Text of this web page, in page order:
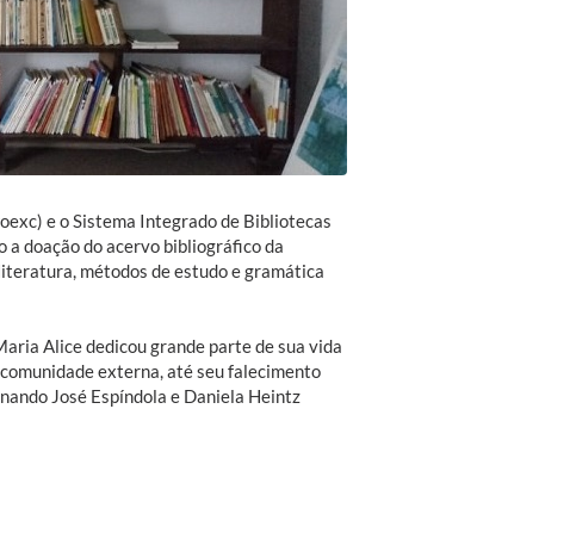
e o Sistema Integrado de Bibliotecas
a doação do acervo bibliográfico da
métodos de estudo e gramática
Alice dedicou grande parte de sua vida
externa, até seu falecimento
José Espíndola e Daniela Heintz